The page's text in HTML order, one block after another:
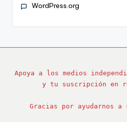
WordPress.org
Apoya a los medios
y tu suscripción en
Gracias por ayudarnos